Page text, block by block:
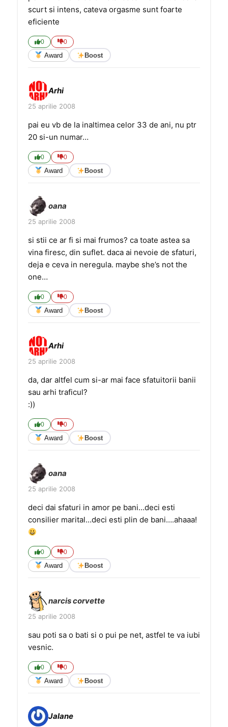
scurt si intens, cateva orgasme sunt foarte
eficiente
0 0
Award Boost
Arhi
25 aprilie 2008
pai eu vb de la inaltimea celor 33 de ani, nu ptr
20 si-un numar…
0 0
Award Boost
oana
25 aprilie 2008
si stii ce ar fi si mai frumos? ca toate astea sa
vina firesc, din suflet. daca ai nevoie de sfaturi,
deja e ceva in neregula. maybe she’s not the
one…
0 0
Award Boost
Arhi
25 aprilie 2008
da, dar altfel cum si-ar mai face sfatuitorii banii
sau arhi traficul?
:))
0 0
Award Boost
oana
25 aprilie 2008
deci dai sfaturi in amor pe bani…deci esti
consilier marital…deci esti plin de bani….ahaaa!
0 0
Award Boost
narcis corvette
25 aprilie 2008
sau poti sa o bati si o pui pe net, astfel te va iubi
vesnic.
0 0
Award Boost
Jalane